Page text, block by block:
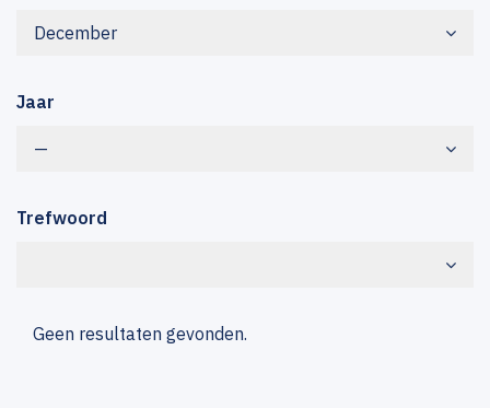
December
Jaar
—
Trefwoord
Geen resultaten gevonden.